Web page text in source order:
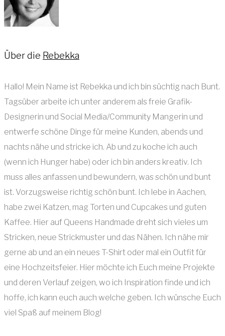
Über die Rebekka
Hallo! Mein Name ist Rebekka und ich bin süchtig nach Bunt.
Tagsüber arbeite ich unter anderem als freie Grafik-
Designerin und Social Media/Community Mangerin und
entwerfe schöne Dinge für meine Kunden, abends und
nachts nähe und stricke ich. Ab und zu koche ich auch
(wenn ich Hunger habe) oder ich bin anders kreativ. Ich
muss alles anfassen und bewundern, was schön und bunt
ist. Vorzugsweise richtig schön bunt. Ich lebe in Aachen,
habe zwei Katzen, mag Torten und Cupcakes und guten
Kaffee. Hier auf Queens Handmade dreht sich vieles um
Stricken, neue Strickmuster und das Nähen. Ich nähe mir
gerne ab und an ein neues T-Shirt oder mal ein Outfit für
eine Hochzeitsfeier. Hier möchte ich Euch meine Projekte
und deren Verlauf zeigen, wo ich Inspiration finde und ich
hoffe, ich kann euch auch welche geben. Ich wünsche Euch
viel Spaß auf meinem Blog!